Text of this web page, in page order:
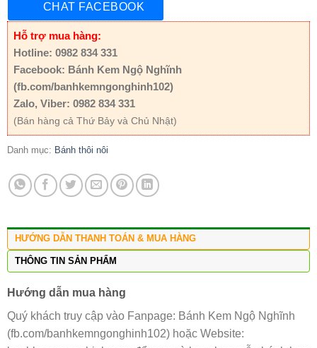
CHAT FACEBOOK
Hỗ trợ mua hàng:
Hotline: 0982 834 331
Facebook: Bánh Kem Ngộ Nghĩnh
(fb.com/banhkemngonghinh102)
Zalo, Viber: 0982 834 331
(Bán hàng cả Thứ Bảy và Chủ Nhật)
Danh mục: Bánh thôi nôi
HƯỚNG DẪN THANH TOÁN & MUA HÀNG
THÔNG TIN SẢN PHẨM
Hướng dẫn mua hàng
Quý khách truy cập vào Fanpage: Bánh Kem Ngộ Nghĩnh
(fb.com/banhkemngonghinh102) hoặc Website: